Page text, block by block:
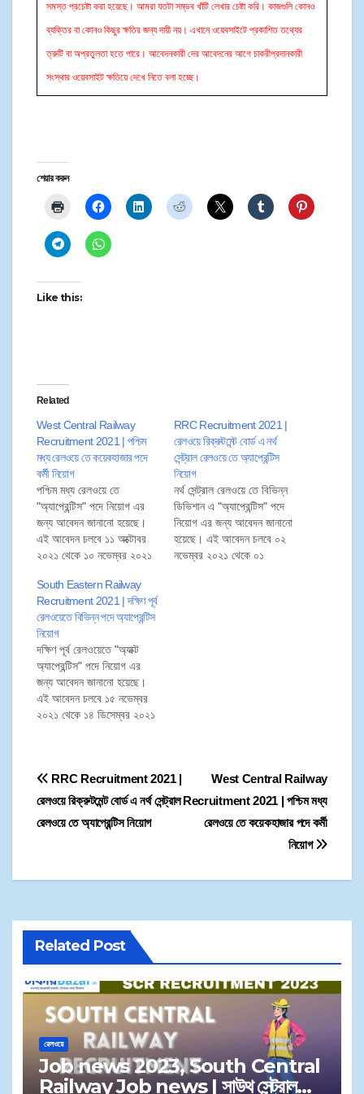
সমস্ত প্রচেষ্টা করা হয়েছে। আমরা যতটা সম্ভব খাঁটি লেখার চেষ্টা করি। কাজগুলি কোনও
ব্যক্তির বা কোনও কিছুর ক্ষতির জন্য দায়ী নয়। এখানে ওয়েবসাইটে প্রকাশিত তথ্যের
ত্রুটি বা অপ্রতুলতা হতে পারে। আবেদনকারী দের আবেদনের আগে চাকরীপ্রদানকারী
সংস্থার ওয়েবসাইট ক্ষতিয়ে দেখে নিতে বলা হচ্ছে।
শেয়ার করুন
Like this:
Related
West Central Railway
Recruitment 2021 | পশ্চিম
মধ্য রেলওয়ে তে কয়েকহাজার পদে
কর্মী নিয়োগ
পশ্চিম মধ্য রেলওয়ে তে
"অ্যাপ্রেন্টিস" পদে নিয়োগ এর
জন্য আবেদন জানানো হয়েছে।
এই আবেদন চলবে ১১ অক্টোবর
২০২১ থেকে ১০ নভেম্বর ২০২১
নভেম্বর ২০২১ এর মধ্যে
আবেদনপত্র জমা করতে পারেন।
আবেদনপত্র সারা ভারত থেকে
গ্রহণ করা হবে।
RRC Recruitment 2021 |
রেলওয়ে রিক্রুটমেন্ট বোর্ড এ নর্থ
সেন্ট্রাল রেলওয়ে তে অ্যাপ্রেন্টিস
নিয়োগ
নর্থ সেন্ট্রাল রেলওয়ে তে বিভিন্ন
ডিভিশান এ "অ্যাপ্রেন্টিস" পদে
নিয়োগ এর জন্য আবেদন জানানো
হয়েছে। এই আবেদন চলবে ০২
নভেম্বর ২০২১ থেকে ০১
South Eastern Railway
Recruitment 2021 | দক্ষিণ পূর্ব
রেলওয়েতে বিভিন্ন পদে অ্যাপ্রেন্টিস
নিয়োগ
দক্ষিণ পূর্ব রেলওয়েতে "অ্যাক্ট
অ্যাপ্রেন্টিস" পদে নিয়োগ এর
জন্য আবেদন জানানো হয়েছে।
এই আবেদন চলবে ১৫ নভেম্বর
২০২১ থেকে ১৪ ডিসেম্বর ২০২১
আবেদনপত্র সারা ভারত থেকে
গ্রহণ করা হবে।
West Central Railway
Recruitment 2021 | পশ্চিম মধ্য
রেলওয়ে তে কয়েকহাজার পদে কর্মী
নিয়োগ
RRC Recruitment 2021 |
রেলওয়ে রিক্রুটমেন্ট বোর্ড এ নর্থ সেন্ট্রাল
রেলওয়ে তে অ্যাপ্রেন্টিস নিয়োগ
Related Post
রেলওয়ে
Job news 2023, South Central
Railway Job news | সাউথ সেন্ট্রাল